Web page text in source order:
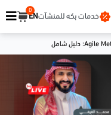
خدمات بكه للمنشآتEN
0